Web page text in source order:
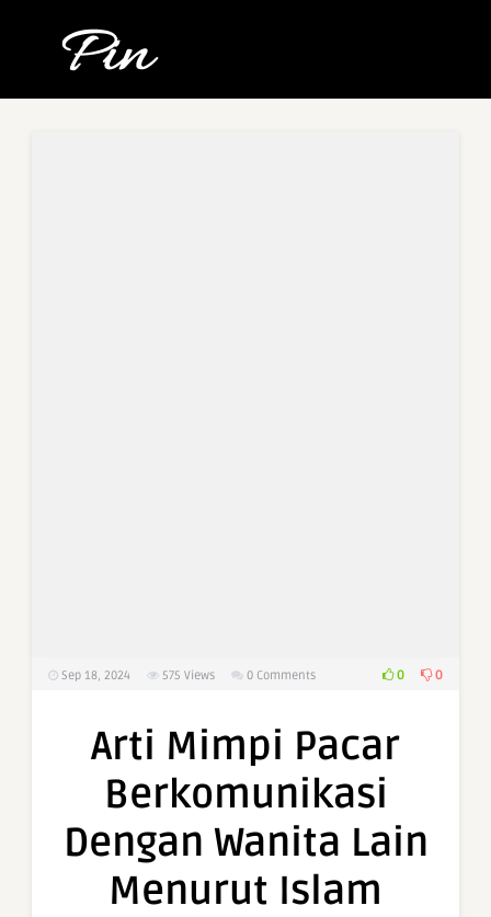
Sep 18, 2024 575 Views 0 Comments 0 0
Arti Mimpi Pacar
Berkomunikasi
Dengan Wanita Lain
Menurut Islam